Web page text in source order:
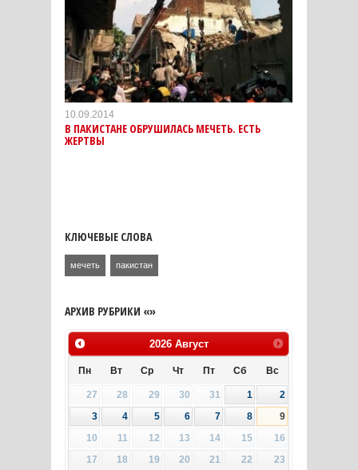
10.09.2014
В ПАКИСТАНЕ ОБРУШИЛАСЬ МЕЧЕТЬ. ЕСТЬ
ЖЕРТВЫ
КЛЮЧЕВЫЕ СЛОВА
мечеть пакистан
АРХИВ РУБРИКИ «»
2026 Август
Пн Вт Ср Чт Пт Сб Вс
27 28 29 30 31 1
2
3
4 5 6 7 8
9
10
11 12 13 14 15
16
17
18 19 20 21 22
23